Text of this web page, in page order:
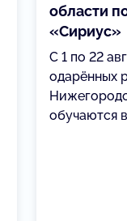
области
«Сириус»
С 1 по 22
одарённых
обучаются